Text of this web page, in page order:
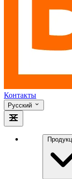
Контакты
Русский